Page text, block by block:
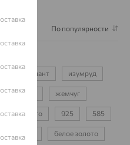
По популярности
бриллиант изумруд
топаз жемчуг
конго 925 585
белое золото